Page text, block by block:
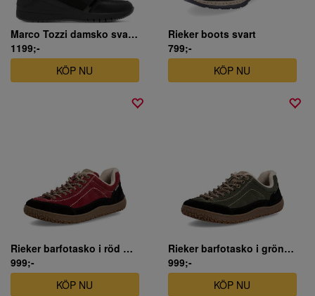
Marco Tozzi damsko svart skinn
1199;-
KÖP NU
Rieker boots svart
799;-
KÖP NU
Rieker barfotasko i röd nubuck
999;-
KÖP NU
Rieker barfotasko i grön nubuck
999;-
KÖP NU